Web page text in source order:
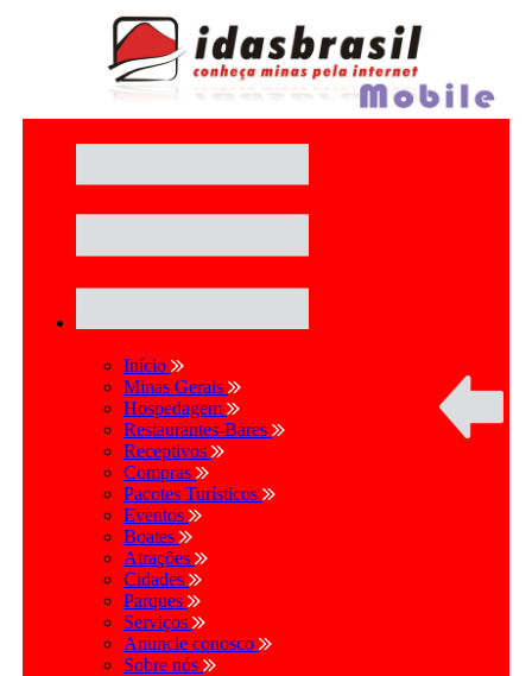
Início
Minas Gerais
Hospedagem
Restaurantes-Bares
Receptivos
Compras
Pacotes Turísticos
Eventos
Boates
Atrações
Cidades
Parques
Serviços
Anuncie conosco
Sobre nós